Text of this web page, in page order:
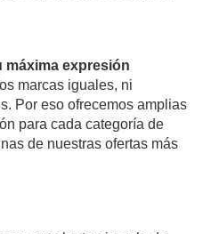
máxima expresión
marcas iguales, ni
Por eso ofrecemos amplias
para cada categoría de
de nuestras ofertas más